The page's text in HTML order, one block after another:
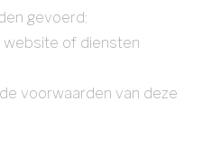
gevoerd:
website of diensten
voorwaarden van deze